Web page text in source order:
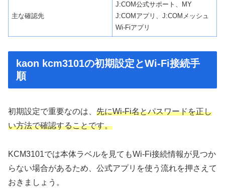
主な確認先
J:COM公式サポート、MY
J:COMアプリ、J:COMメッシュ
Wi-Fiアプリ
kaon kcm3101の初期設定とWi-Fi接続手
順
初期設定で重要なのは、 先にWi-Fi名とパスワードを正し
い方法で確認することです。
KCM3101では本体ラベルを見てもWi-Fi接続情報が見つか
らない場合があるため、公式アプリを使う流れを押さえて
おきましょう。